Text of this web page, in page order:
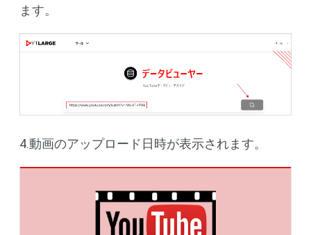
ます。
4.動画のアップロード日時が表示されます。